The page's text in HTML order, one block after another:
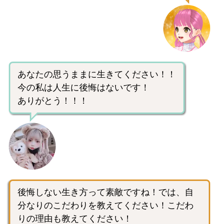
あなたの思うままに生きてください！！
今の私は人生に後悔はないです！
ありがとう！！！
後悔しない生き方って素敵ですね！では、自
分なりのこだわりを教えてください！こだわ
りの理由も教えてください！